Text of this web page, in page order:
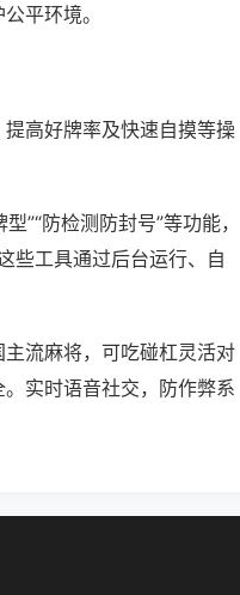
平环境。
高好牌率及快速自摸等操
”“防检测防封号”等功能，
些工具通过后台运行、自
流麻将，可吃碰杠灵活对
实时语音社交，防作弊系